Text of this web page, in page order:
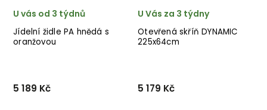
Jídelní židle PA hnědá s
oranžovou
U vás od 3 týdnů
5 189 Kč
Otevřená skříň DYNAMIC
225x64cm
U Vás za 3 týdny
5 179 Kč